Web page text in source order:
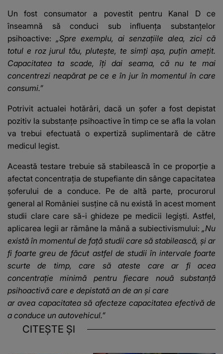
Un fost consumator a povestit pentru Kanal D ce
înseamnă să conduci sub influența substanțelor
psihoactive: „Spre exemplu, ai senzațiile alea, zici că
totul e roz jurul tău, plutește, te simți așa, puțin amețit.
Capacitatea ta scade, îți dai seama, că nu te mai
concentrezi neapărat pe ce e în jur în momentul în care
consumi.”
Potrivit actualei hotărâri, dacă un șofer a fost depistat
pozitiv la substanțe psihoactive în timp ce se afla la volan
va trebui efectuată o expertiză suplimentară de către
medicul legist.
Această testare trebuie să stabilească în ce proporție a
afectat concentrația de stupefiante din sânge capacitatea
șoferului de a conduce. Pe de altă parte, procurorul
general al României susține că nu există în acest moment
studii clare care să-i ghideze pe medicii legiști. Astfel,
aplicarea legii ar rămâne la mână a subiectivismului: „Nu
există în momentul de față studii care să stabilească, și ar
fi foarte greu de făcut astfel de studii în intervale foarte
scurte de timp, care să ateste care ar fi acea
concentrație minimă pentru fiecare nouă substanță
psihoactivă care e depistată an de an și care
ar avea capacitatea să afecteze capacitatea efectivă de
a conduce un autovehicul.”
CITEȘTE ȘI